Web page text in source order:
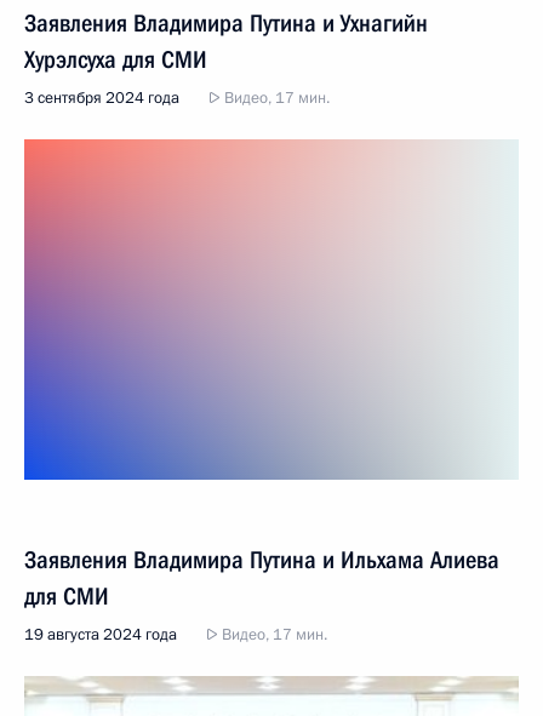
Заявления Владимира Путина и Ухнагийн
Хурэлсуха для СМИ
3 сентября 2024 года Видео, 17 мин.
Заявления Владимира Путина и Ильхама Алиева
для СМИ
19 августа 2024 года Видео, 17 мин.